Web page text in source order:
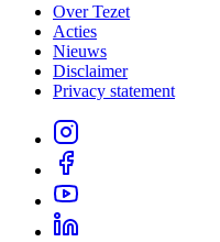
Over Tezet
Acties
Nieuws
Disclaimer
Privacy statement